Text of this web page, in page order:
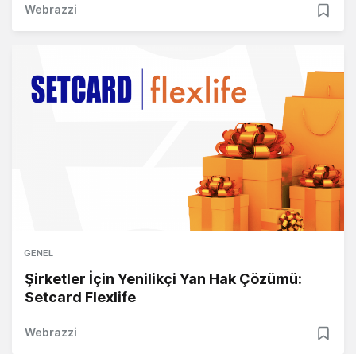
Webrazzi
GENEL
Şirketler İçin Yenilikçi Yan Hak Çözümü:
Setcard Flexlife
Webrazzi